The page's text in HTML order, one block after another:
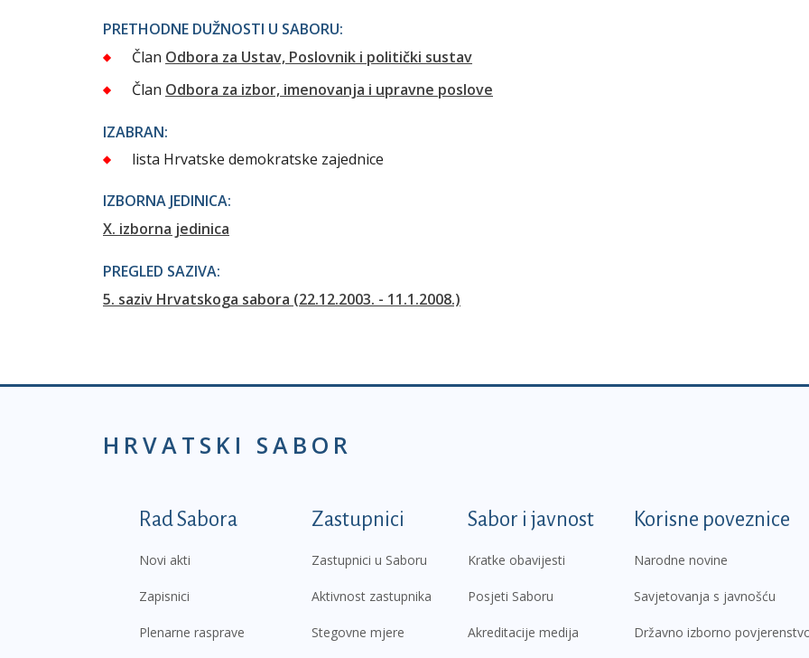
PRETHODNE DUŽNOSTI U SABORU:
Član Odbora za Ustav, Poslovnik i politički sustav
Član Odbora za izbor, imenovanja i upravne poslove
IZABRAN:
lista Hrvatske demokratske zajednice
IZBORNA JEDINICA:
X. izborna jedinica
PREGLED SAZIVA:
5. saziv Hrvatskoga sabora (22.12.2003. - 11.1.2008.)
HRVATSKI SABOR
Podnožje prvi izbornik
Rad Sabora
Novi akti
Zapisnici
Plenarne rasprave
Zastupnici
Zastupnici u Saboru
Aktivnost zastupnika
Stegovne mjere
Sabor i javnost
Kratke obavijesti
Posjeti Saboru
Akreditacije medija
Korisne poveznice
Narodne novine
Savjetovanja s javnošću
Državno izborno